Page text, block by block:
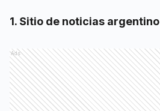
1. Sitio de noticias argentino
Ads